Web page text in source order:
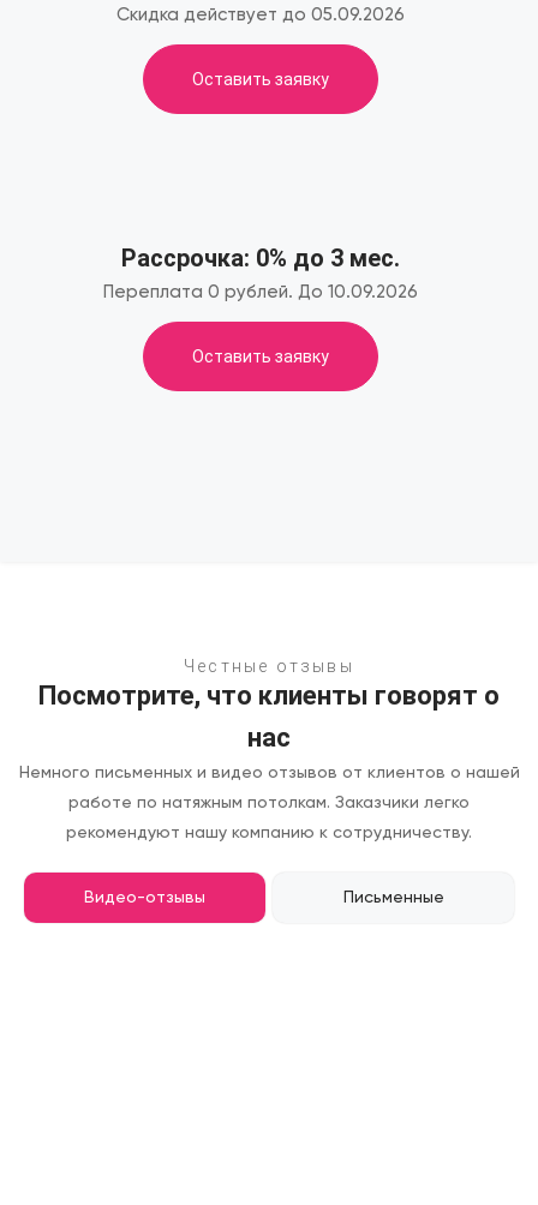
Скидка действует до 05.09.2026
Оставить заявку
Рассрочка: 0% до 3 мес.
Переплата 0 рублей. До 10.09.2026
Оставить заявку
Честные отзывы
Посмотрите, что клиенты говорят о
нас
Немного письменных и видео отзывов от клиентов о нашей
работе по натяжным потолкам. Заказчики легко
рекомендуют нашу компанию к сотрудничеству.
Видео-отзывы Письменные